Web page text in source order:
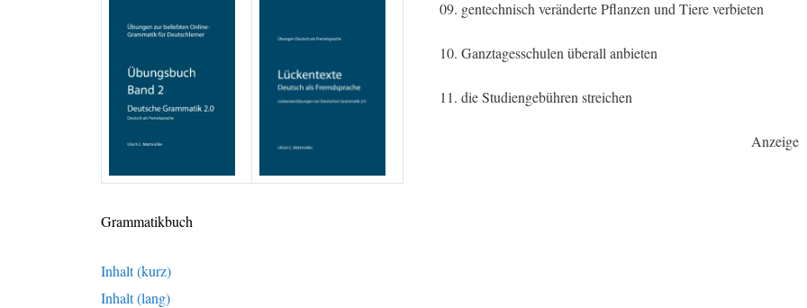
09. gentechnisch veränderte Pflanzen und Tiere verbieten
10. Ganztagesschulen überall anbieten
11. die Studiengebühren streichen
Anzeige
Grammatikbuch
Inhalt (kurz)
Inhalt (lang)